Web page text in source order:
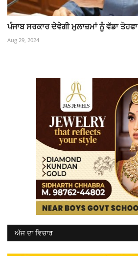
ਪੰਜਾਬ ਸਰਕਾਰ ਦੇਵੇਗੀ ਮੁਲਾਜ਼ਮਾਂ ਨੂੰ ਵੱਡਾ ਤੋਹਫਾ
Aug 29, 2024
ਅੱਜ ਦਾ ਵਿਚਾਰ